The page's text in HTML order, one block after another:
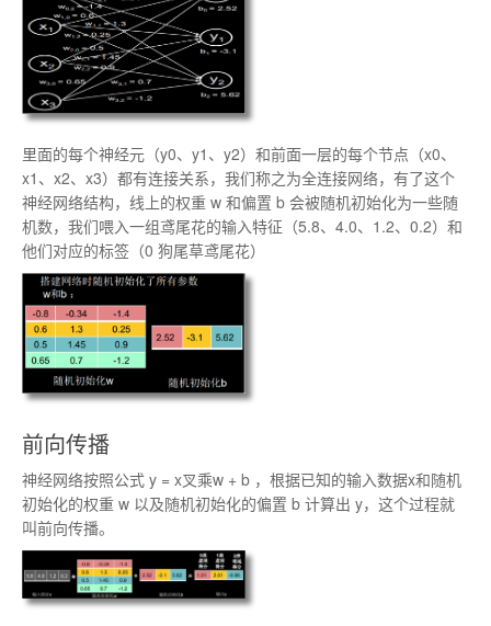
里面的每个神经元（y0、y1、y2）和前面一层的每个节点（x0、
x1、x2、x3）都有连接关系，我们称之为全连接网络，有了这个
神经网络结构，线上的权重 w 和偏置 b 会被随机初始化为一些随
机数，我们喂入一组鸢尾花的输入特征（5.8、4.0、1.2、0.2）和
他们对应的标签（0 狗尾草鸢尾花）
前向传播
神经网络按照公式 y = x叉乘w + b ，根据已知的输入数据x和随机
初始化的权重 w 以及随机初始化的偏置 b 计算出 y，这个过程就
叫前向传播。